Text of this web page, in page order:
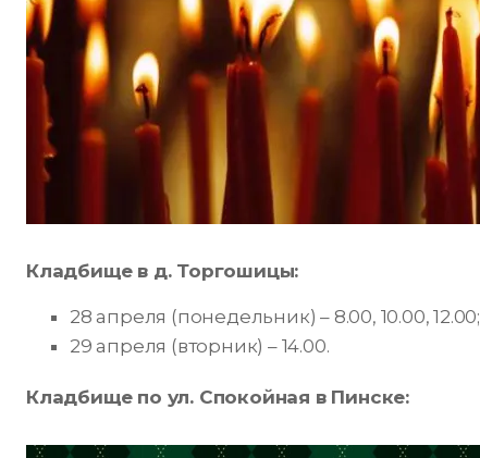
Кладбище в д. Торгошицы:
28 апреля (понедельник) – 8.00, 10.00, 12.00;
29 апреля (вторник) – 14.00.
Кладбище по ул. Спокойная в Пинске: